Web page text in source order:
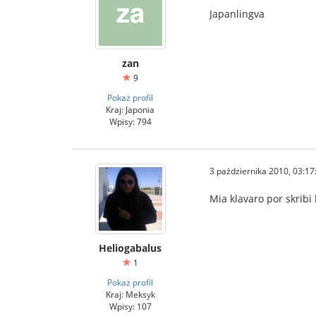
zan
9
Pokaż profil
Kraj: Japonia
Wpisy: 794
Japanlingva
Heliogabalus
1
Pokaż profil
Kraj: Meksyk
Wpisy: 107
3 października 2010,
Mia klavaro por skribi